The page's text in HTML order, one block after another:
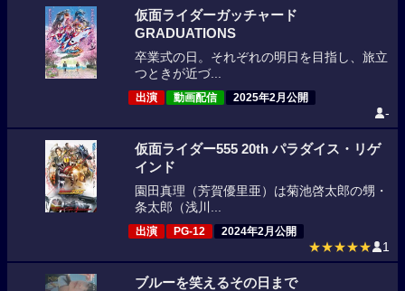
仮面ライダーガッチャード
GRADUATIONS
卒業式の日。それぞれの明日を目指し、旅立
つときが近づ...
出演 動画配信 2025年2月公開
-
仮面ライダー555 20th パラダイス・リゲ
インド
園田真理（芳賀優里亜）は菊池啓太郎の甥・
条太郎（浅川...
出演 PG-12 2024年2月公開
★★★★★ 1
ブルーを笑えるその日まで